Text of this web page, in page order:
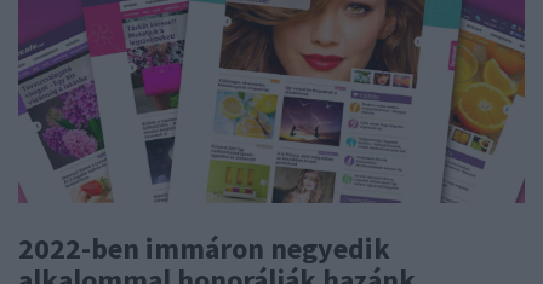
2022-ben immáron negyedik